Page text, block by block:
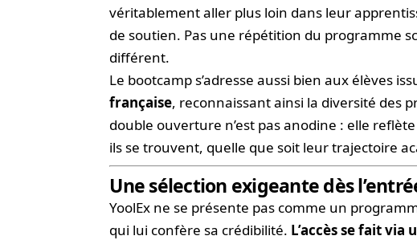
véritablement aller plus loin dans leur
de soutien. Pas une répétition du programme
différent.
Le bootcamp s’adresse aussi bien aux élèves
française, reconnaissant ainsi la diversité des
double ouverture n’est pas anodine : elle
ils se trouvent, quelle que soit leur trajectoire
Une sélection exigeante dès
YoolEx ne se présente pas comme un
qui lui confère sa crédibilité. L’accès se fait via